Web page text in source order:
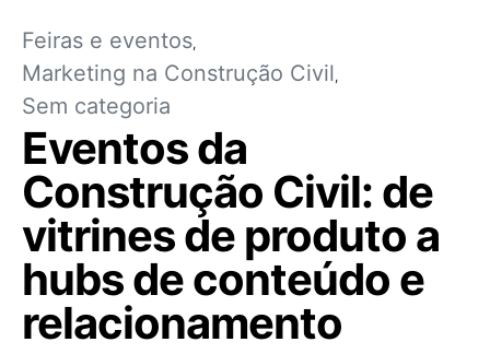
Feiras e eventos
Marketing na Construção Civil
Sem categoria
Eventos da
Construção Civil: de
vitrines de produto a
hubs de conteúdo e
relacionamento